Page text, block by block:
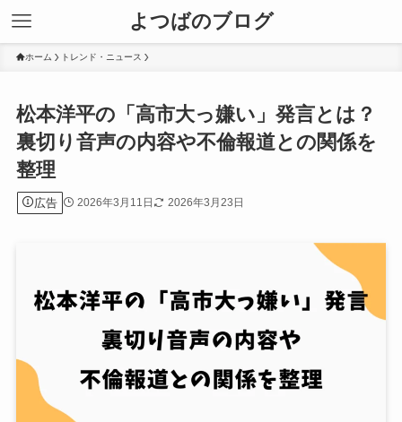
よつばのブログ
ホーム トレンド・ニュース
松本洋平の「高市大っ嫌い」発言とは？
裏切り音声の内容や不倫報道との関係を
整理
広告 2026年3月11日 2026年3月23日